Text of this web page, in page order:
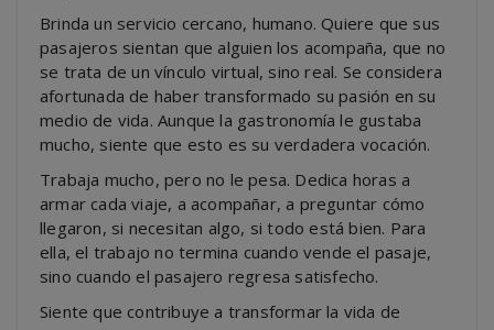
Brinda un servicio cercano, humano. Quiere que sus
pasajeros sientan que alguien los acompaña, que no
se trata de un vínculo virtual, sino real. Se considera
afortunada de haber transformado su pasión en su
medio de vida. Aunque la gastronomía le gustaba
mucho, siente que esto es su verdadera vocación.
Trabaja mucho, pero no le pesa. Dedica horas a
armar cada viaje, a acompañar, a preguntar cómo
llegaron, si necesitan algo, si todo está bien. Para
ella, el trabajo no termina cuando vende el pasaje,
sino cuando el pasajero regresa satisfecho.
Siente que contribuye a transformar la vida de